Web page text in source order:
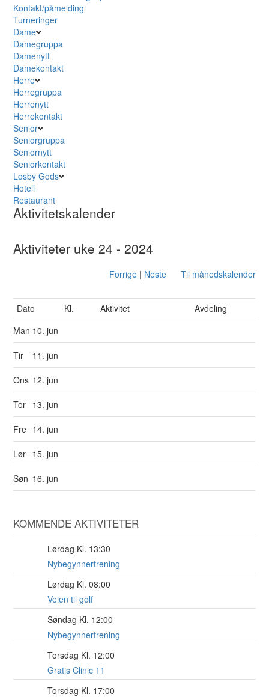
Kontakt/påmelding
Turneringer
Dame
Damegruppa
Damenytt
Damekontakt
Herre
Herregruppa
Herrenytt
Herrekontakt
Senior
Seniorgruppa
Seniornytt
Seniorkontakt
Losby Gods
Hotell
Restaurant
Aktivitetskalender
Aktiviteter uke 24 - 2024
Forrige| Neste Til månedskalender
Dato Kl. Aktivitet
Avdeling
Man 10. jun
Tir 11. jun
Ons 12. jun
Tor 13. jun
Fre 14. jun
Lør 15. jun
Søn 16. jun
KOMMENDE AKTIVITETER
Lørdag Kl. 13:30
Nybegynnertrening
Lørdag Kl. 08:00
Veien til golf
Søndag Kl. 12:00
Nybegynnertrening
Torsdag Kl. 12:00
Gratis Clinic 11
Torsdag Kl. 17:00